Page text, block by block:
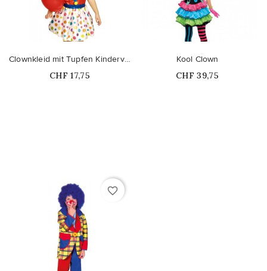
Clownkleid mit Tupfen Kinderverkleidung
Price
CHF 17,75
Kool Clown
Price
CHF 39,75
favorite_border